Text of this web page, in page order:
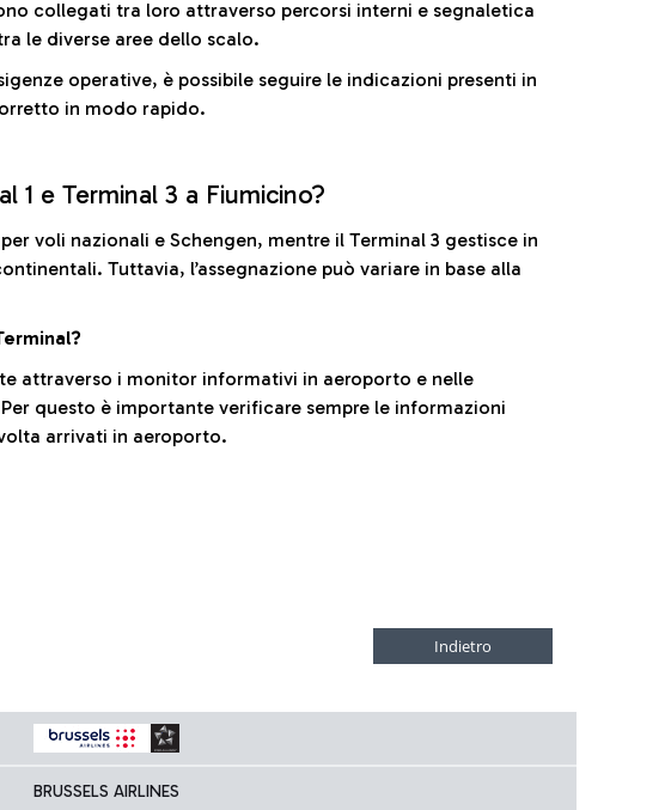
collegati tra loro attraverso percorsi interni e segnaletica
le diverse aree dello scalo.
operative, è possibile seguire le indicazioni presenti in
in modo rapido.
1 e Terminal 3 a Fiumicino?
voli nazionali e Schengen, mentre il Terminal 3 gestisce in
Tuttavia, l’assegnazione può variare in base alla
attraverso i monitor informativi in aeroporto e nelle
questo è importante verificare sempre le informazioni
arrivati in aeroporto.
BRUSSELS AIRLINES